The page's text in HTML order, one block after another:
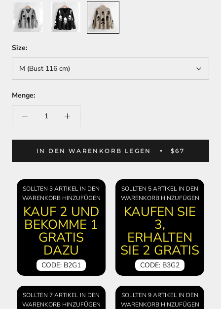
Gray
Black Khaki
Size:
M (Bust 116 cm)
Menge:
IN DEN WARENKORB LEGEN $67
SOLLTEN 3 ARTIKEL IN DEN
WARENKORB HINZUFÜGEN
KAUF 2 UND
BEKOMME 1
GRATIS
DAZU
CODE: B2G1
SOLLTEN 5 ARTIKEL IN DEN
WARENKORB HINZUFÜGEN
KAUFEN SIE
3,
ERHALTEN
SIE 2 GRATIS
CODE: B3G2
SOLLTEN 7 ARTIKEL IN DEN
WARENKORB HINZUFÜGEN
SOLLTEN 9 ARTIKEL IN DEN
WARENKORB HINZUFÜGEN